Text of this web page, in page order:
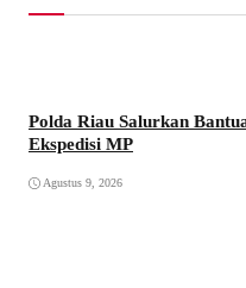
Polda Riau Salurkan
Ekspedisi MP
Agustus 9, 2026